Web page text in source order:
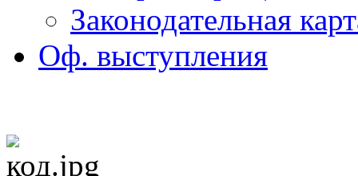
Законодательная
Оф. выступления